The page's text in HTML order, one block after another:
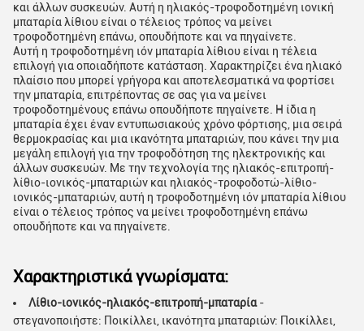
και άλλων συσκευών. Αυτή η ηλιακός-τροφοδοτημένη ιονική
μπαταρία λίθιου είναι ο τέλειος τρόπος να μείνει
τροφοδοτημένη επάνω, οπουδήποτε και να πηγαίνετε.
Αυτή η τροφοδοτημένη ιόν μπαταρία λίθιου είναι η τέλεια
επιλογή για οποιαδήποτε κατάσταση. Χαρακτηρίζει ένα ηλιακό
πλαίσιο που μπορεί γρήγορα και αποτελεσματικά να φορτίσει
την μπαταρία, επιτρέποντας σε σας για να μείνει
τροφοδοτημένους επάνω οπουδήποτε πηγαίνετε. Η ίδια η
μπαταρία έχει έναν εντυπωσιακούς χρόνο φόρτισης, μια σειρά
θερμοκρασίας και μια ικανότητα μπαταριών, που κάνει την μια
μεγάλη επιλογή για την τροφοδότηση της ηλεκτρονικής και
άλλων συσκευών. Με την τεχνολογία της ηλιακός-επιτροπή-
λίθιο-ιονικός-μπαταριών και ηλιακός-τροφοδοτώ-λίθιο-
ιονικός-μπαταριών, αυτή η τροφοδοτημένη ιόν μπαταρία λίθιου
είναι ο τέλειος τρόπος να μείνει τροφοδοτημένη επάνω
οπουδήποτε και να πηγαίνετε.
Χαρακτηριστικά γνωρίσματα:
Λίθιο-ιονικός-ηλιακός-επιτροπή-μπαταρία-
στεγανοποιήστε: Ποικίλλει, ικανότητα μπαταριών: Ποικίλλει,